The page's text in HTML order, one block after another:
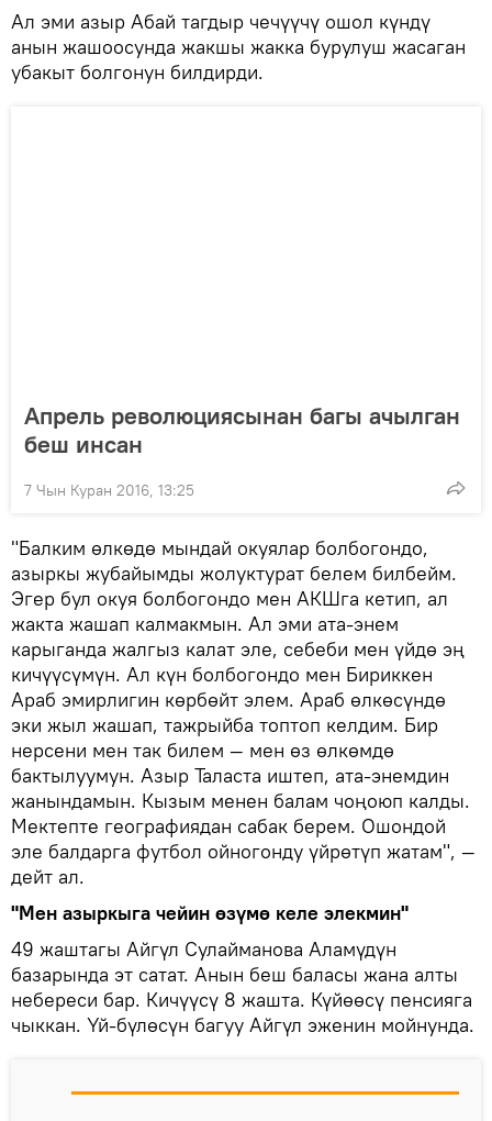
Ал эми азыр Абай тагдыр чечүүчү ошол күндү
анын жашоосунда жакшы жакка бурулуш жасаган
убакыт болгонун билдирди.
Апрель революциясынан багы ачылган
беш инсан
7 Чын Куран 2016, 13:25
"Балким өлкөдө мындай окуялар болбогондо,
азыркы жубайымды жолуктурат белем билбейм.
Эгер бул окуя болбогондо мен АКШга кетип, ал
жакта жашап калмакмын. Ал эми ата-энем
карыганда жалгыз калат эле, себеби мен үйдө эң
кичүүсүмүн. Ал күн болбогондо мен Бириккен
Араб эмирлигин көрбөйт элем. Араб өлкөсүндө
эки жыл жашап, тажрыйба топтоп келдим. Бир
нерсени мен так билем — мен өз өлкөмдө
бактылуумун. Азыр Таласта иштеп, ата-энемдин
жанындамын. Кызым менен балам чоңоюп калды.
Мектепте географиядан сабак берем. Ошондой
эле балдарга футбол ойногонду үйрөтүп жатам", —
дейт ал.
"Мен азыркыга чейин өзүмө келе элекмин"
49 жаштагы Айгүл Сулайманова Аламүдүн
базарында эт сатат. Анын беш баласы жана алты
небереси бар. Кичүүсү 8 жашта. Күйөөсү пенсияга
чыккан. Үй-бүлөсүн багуу Айгүл эженин мойнунда.